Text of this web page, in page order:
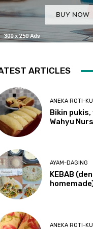
ARTICLES
ANEKA ROTI-
Bikin pukis,
Wahyu
AYAM-DAGING
KEBAB
ANEKA ROTI-